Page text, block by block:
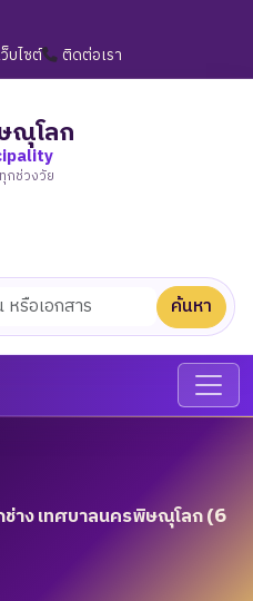
บไซต์ ติดต่อเรา
ณุโลก
กช่วงวัย
ค้นหา
าง เทศบาลนครพิษณุโลก (6